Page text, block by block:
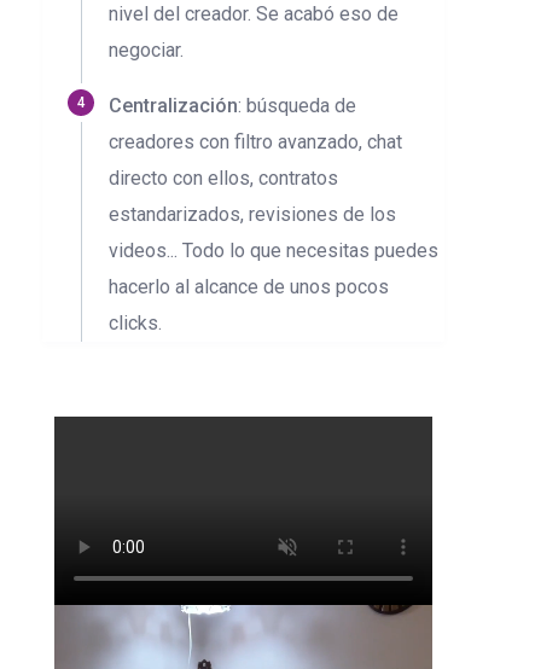
nivel del creador. Se acabó eso de
negociar.
Centralización: búsqueda de
creadores con filtro avanzado, chat
directo con ellos, contratos
estandarizados, revisiones de los
videos... Todo lo que necesitas puedes
hacerlo al alcance de unos pocos
clicks.